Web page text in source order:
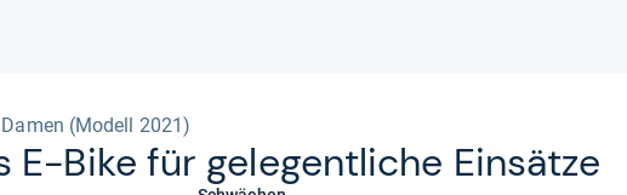
(Modell 2021)
E-​Bike für gele­gent­li­che Ein­sätze